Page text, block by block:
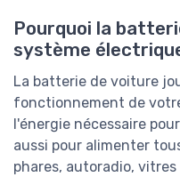
Pourquoi la
système
La batterie de voiture
fonctionnement de
l'énergie nécessaire
aussi pour alimenter
phares, autoradio,